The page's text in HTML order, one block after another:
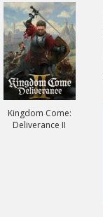
Kingdom Come:
Deliverance II